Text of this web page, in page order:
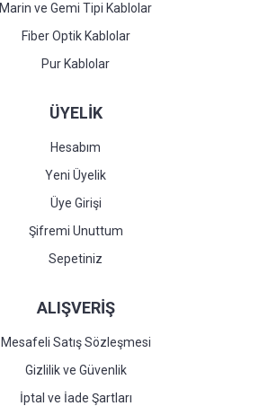
Marin ve Gemi Tipi Kablolar
Fiber Optik Kablolar
Pur Kablolar
ÜYELİK
Hesabım
Yeni Üyelik
Üye Girişi
Şifremi Unuttum
Sepetiniz
ALIŞVERİŞ
Mesafeli Satış Sözleşmesi
Gizlilik ve Güvenlik
İptal ve İade Şartları